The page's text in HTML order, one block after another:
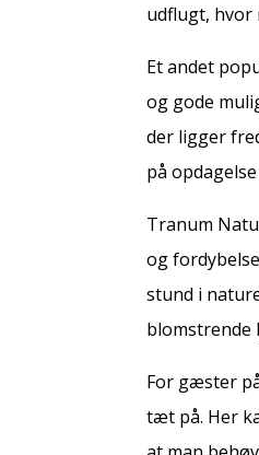
udflugt,
Et andet
og gode
der ligger
på opdagelse
Tranum
og
stund i
blomstrende
For gæster
tæt på. Her